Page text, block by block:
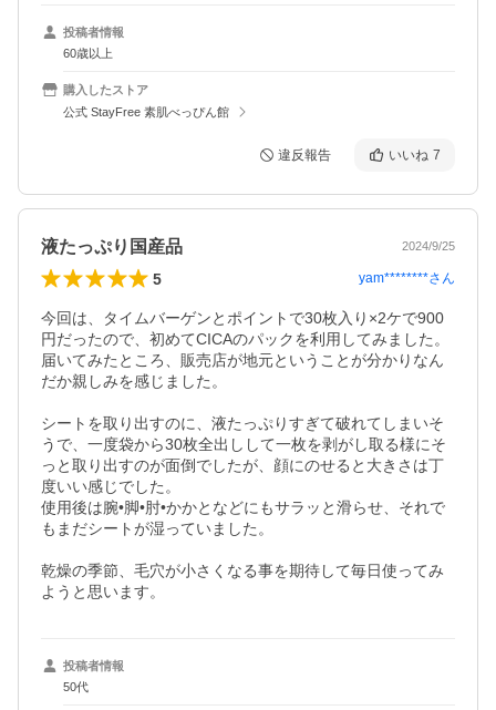
投稿者情報
60歳以上
購入したストア
公式 StayFree 素肌べっぴん館
違反報告 いいね 7
液たっぷり国産品 2024/9/25
5 yam********さん
今回は、タイムバーゲンとポイントで30枚入り×2ケで900
円だったので、初めてCICAのパックを利用してみました。
届いてみたところ、販売店が地元ということが分かりなん
だか親しみを感じました。
シートを取り出すのに、液たっぷりすぎて破れてしまいそ
うで、一度袋から30枚全出しして一枚を剥がし取る様にそ
っと取り出すのが面倒でしたが、顔にのせると大きさは丁
度いい感じでした。
使用後は腕•脚•肘•かかとなどにもサラッと滑らせ、それで
もまだシートが湿っていました。
乾燥の季節、毛穴が小さくなる事を期待して毎日使ってみ
ようと思います。
投稿者情報
50代